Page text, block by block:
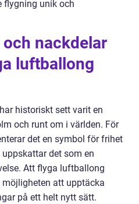
flygning unik och
nackdelar
luftballong
historiskt sett varit en
och runt om i världen. För
det en symbol för frihet
det som en
Att flyga luftballong
att upptäcka
på ett helt nytt sätt.